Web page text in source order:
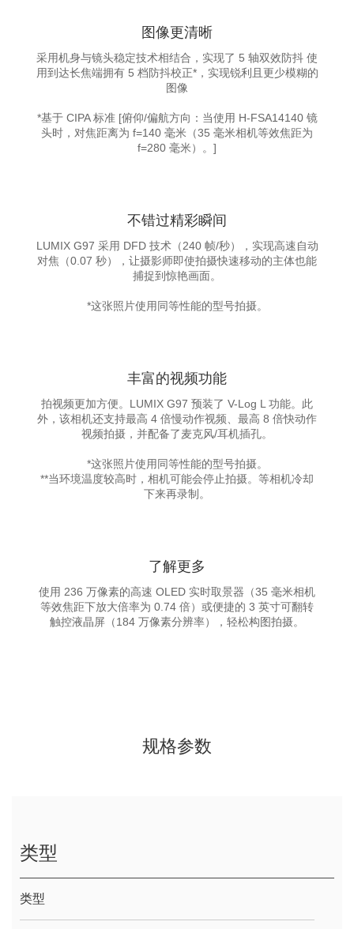
图像更清晰
采用机身与镜头稳定技术相结合，实现了 5 轴双效防抖 使
用到达长焦端拥有 5 档防抖校正*，实现锐利且更少模糊的
图像
*基于 CIPA 标准 [俯仰/偏航方向：当使用 H-FSA14140 镜
头时，对焦距离为 f=140 毫米（35 毫米相机等效焦距为
f=280 毫米）。]
不错过精彩瞬间
LUMIX G97 采用 DFD 技术（240 帧/秒），实现高速自动
对焦（0.07 秒），让摄影师即使拍摄快速移动的主体也能
捕捉到惊艳画面。
*这张照片使用同等性能的型号拍摄。
丰富的视频功能
拍视频更加方便。LUMIX G97 预装了 V-Log L 功能。此
外，该相机还支持最高 4 倍慢动作视频、最高 8 倍快动作
视频拍摄，并配备了麦克风/耳机插孔。
*这张照片使用同等性能的型号拍摄。
**当环境温度较高时，相机可能会停止拍摄。等相机冷却
下来再录制。
了解更多
使用 236 万像素的高速 OLED 实时取景器（35 毫米相机
等效焦距下放大倍率为 0.74 倍）或便捷的 3 英寸可翻转
触控液晶屏（184 万像素分辨率），轻松构图拍摄。
规格参数
类型
类型